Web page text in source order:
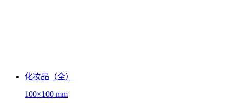
化妆品（全）
100×100 mm